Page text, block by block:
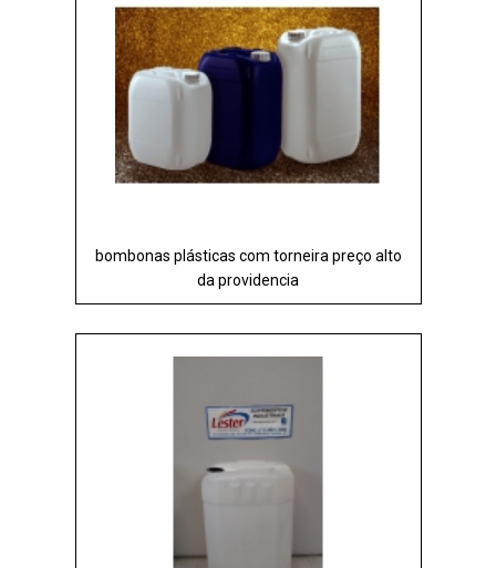
bombonas plásticas com torneira preço alto
da providencia